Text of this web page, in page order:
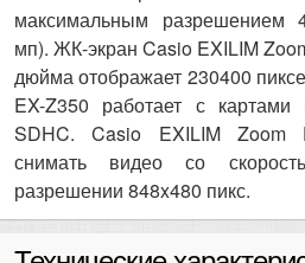
максимальным разрешением
мп). ЖК-экран Casio EXILIM
дюйма отображает 230400
EX-Z350 работает с картами
SDHC. Casio EXILIM Zoom
снимать видео со
разрешении 848x480 пикс.